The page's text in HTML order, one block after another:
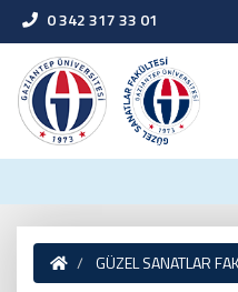
0 342 317 33 01
GÜZEL SANATLAR